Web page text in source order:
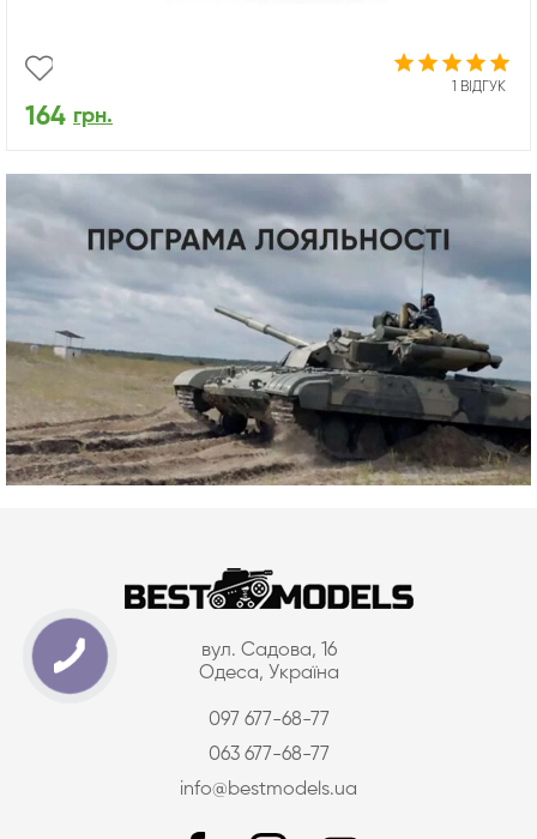
1 ВІДГУК
164 грн.
вул. Садова, 16
Одеса, Україна
097 677-68-77
063 677-68-77
info@bestmodels.ua